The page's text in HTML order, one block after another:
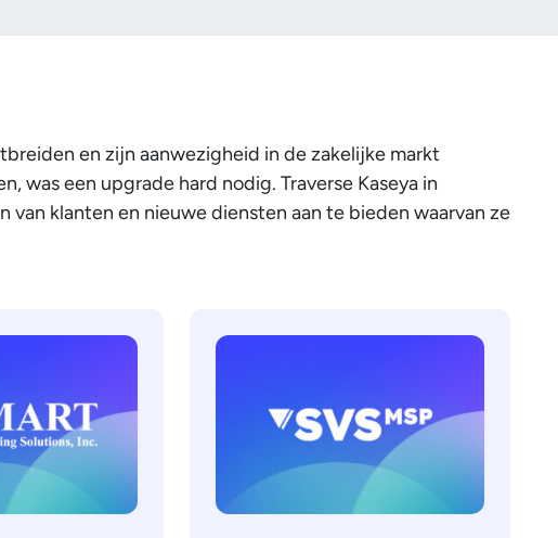
en zijn aanwezigheid in de zakelijke markt
een upgrade hard nodig. Traverse Kaseya in
klanten en nieuwe diensten aan te bieden waarvan ze